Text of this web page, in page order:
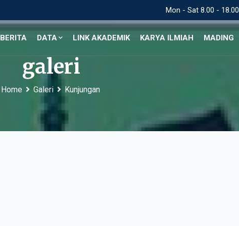
Mon - Sat 8.00 - 18.00
BERITA DATA LINK AKADEMIK KARYA ILMIAH MADING
galeri
Home Galeri Kunjungan